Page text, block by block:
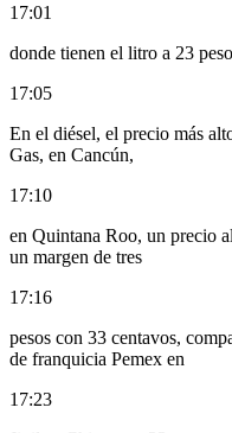
17:01
donde tienen el litro a 23
17:05
En el diésel, el precio más
Gas, en Cancún,
17:10
en Quintana Roo, un precio
un margen de tres
17:16
pesos con 33 centavos,
de franquicia Pemex en
17:23